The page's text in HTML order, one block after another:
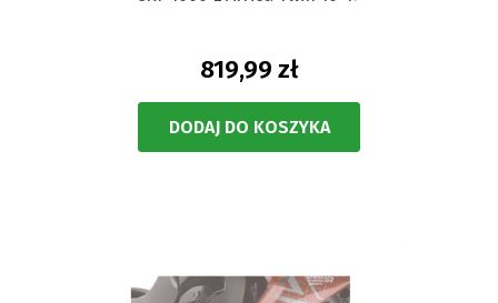
819,99 zł
DODAJ DO KOSZYKA